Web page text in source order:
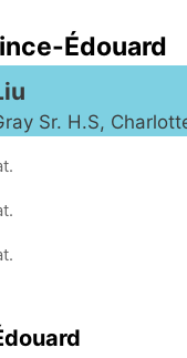
Édouard
Sr. H.S,